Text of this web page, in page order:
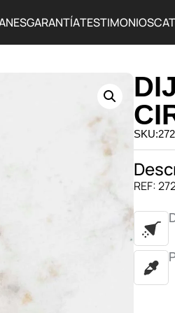
GARANTÍATESTIMONIOS
REF: